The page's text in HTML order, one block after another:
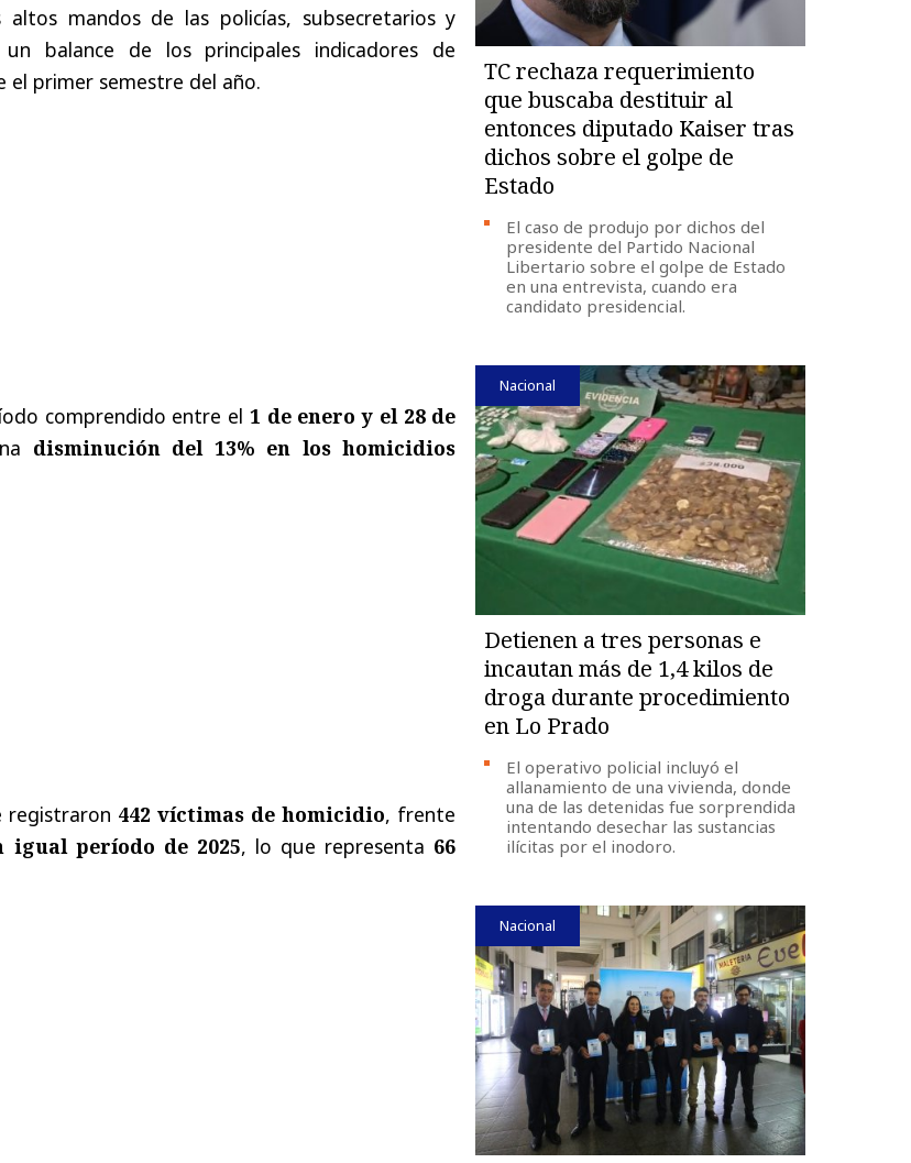
mandos de las policías, subsecretarios y
balance de los principales indicadores de
primer semestre del año.
comprendido entre el 1 de enero y el 28 de
disminución del 13% en los homicidios
registraron 442 víctimas de homicidio, frente
igual período de 2025, lo que representa 66
TC rechaza requerimiento
que buscaba destituir al
entonces diputado Kaiser tras
dichos sobre el golpe de
Estado
El caso de produjo por dichos del
presidente del Partido Nacional
Libertario sobre el golpe de Estado
en una entrevista, cuando era
candidato presidencial.
Nacional
Detienen a tres personas e
incautan más de 1,4 kilos de
droga durante procedimiento
en Lo Prado
El operativo policial incluyó el
allanamiento de una vivienda, donde
una de las detenidas fue sorprendida
intentando desechar las sustancias
ilícitas por el inodoro.
Nacional